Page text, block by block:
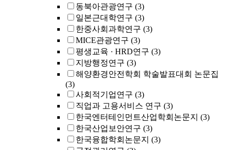
동북아관광연구 (3)
일본근대학연구 (3)
한중사회과학연구 (3)
MICE관광연구 (3)
평생교육 · HRD연구 (3)
지방행정연구 (3)
해양환경안전학회 학술발표대회 논문집
(3)
사회적기업연구 (3)
직업과 고용서비스 연구 (3)
한국엔터테인먼트산업학회논문지 (3)
한국산업보안연구 (3)
한국융합학회논문지 (3)